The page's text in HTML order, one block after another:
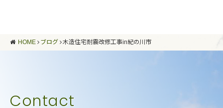
HOME ブログ 木造住宅耐震改修工事in紀の川市